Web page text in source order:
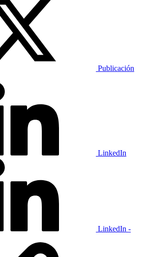
Publicación
LinkedIn
LinkedIn -